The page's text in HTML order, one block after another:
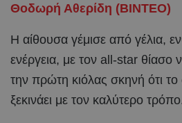
Θοδωρή Αθερίδη (ΒΙΝΤΕΟ)
Η αίθουσα γέμισε από γέλια,
ενέργεια, με τον all-star θίασο
την πρώτη κιόλας σκηνή ότι το
ξεκινάει με τον καλύτερο